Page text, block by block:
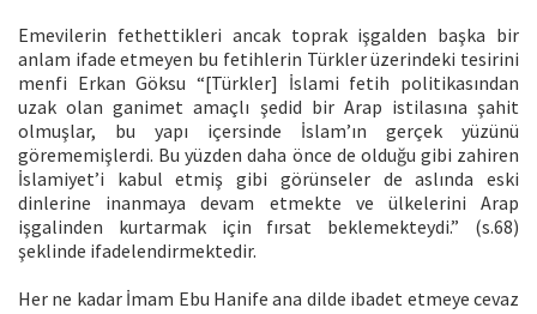
Emevilerin fethettikleri ancak toprak işgalden başka bir
anlam ifade etmeyen bu fetihlerin Türkler üzerindeki tesirini
menfi Erkan Göksu “[Türkler] İslami fetih politikasından
uzak olan ganimet amaçlı şedid bir Arap istilasına şahit
olmuşlar, bu yapı içersinde İslam’ın gerçek yüzünü
görememişlerdi. Bu yüzden daha önce de olduğu gibi zahiren
İslamiyet’i kabul etmiş gibi görünseler de aslında eski
dinlerine inanmaya devam etmekte ve ülkelerini Arap
işgalinden kurtarmak için fırsat beklemekteydi.” (s.68)
şeklinde ifadelendirmektedir.
Her ne kadar İmam Ebu Hanife ana dilde ibadet etmeye cevaz